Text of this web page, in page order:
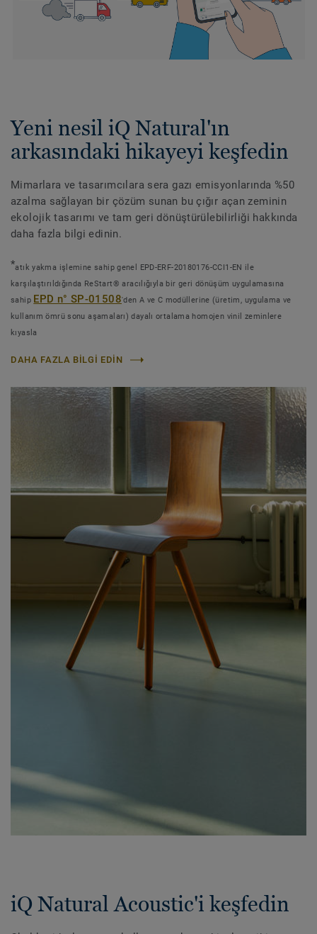
Yeni nesil iQ Natural'ın
arkasındaki hikayeyi keşfedin
Mimarlara ve tasarımcılara sera gazı emisyonlarında %50
azalma sağlayan bir çözüm sunan bu çığır açan zeminin
ekolojik tasarımı ve tam geri dönüştürülebilirliği hakkında
daha fazla bilgi edinin.
*atık yakma işlemine sahip genel EPD-ERF-20180176-CCI1-EN ile
karşılaştırıldığında ReStart® aracılığıyla bir geri dönüşüm uygulamasına
sahip EPD n° SP-01508'den A ve C modüllerine (üretim, uygulama ve
kullanım ömrü sonu aşamaları) dayalı ortalama homojen vinil zeminlere
kıyasla
DAHA FAZLA BILGI EDIN
iQ Natural Acoustic'i keşfedin